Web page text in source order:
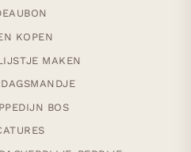
KOPEN
MAKEN
BOS